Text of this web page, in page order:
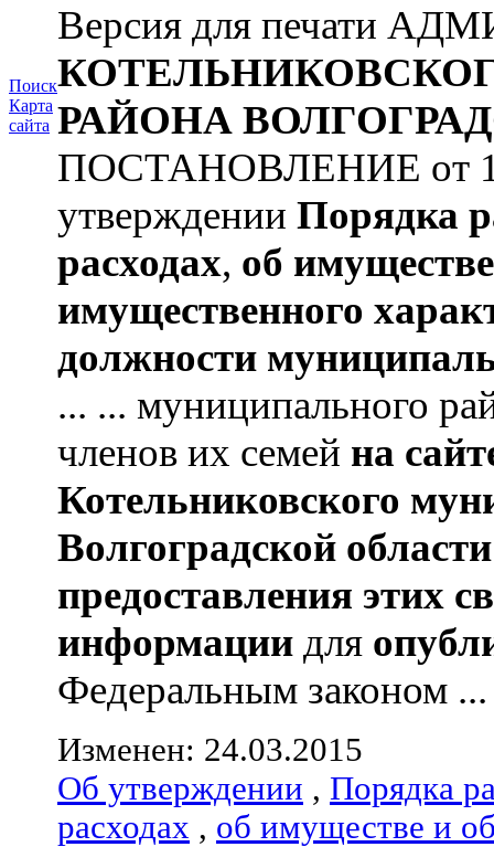
Поиск
Карта
сайта
Версия для печати
РАЙОНА
ПОСТАНОВЛЕНИЕ от
утверждении Порядка
расходах, об
имущественного
должности
... ... муниципального
членов их семей на
Котельниковского
Волгоградской области
предоставления этих
информации для
Федеральным законом ...
Изменен: 24.03.2015
Об утверждении , Порядка
расходах , об имуществе и